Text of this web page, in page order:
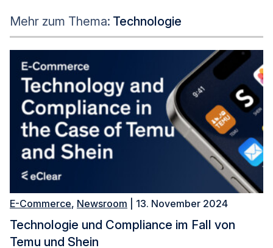
Mehr zum Thema: Technologie
E-Commerce, Newsroom | 13. November 2024
Technologie und Compliance im Fall von
Temu und Shein